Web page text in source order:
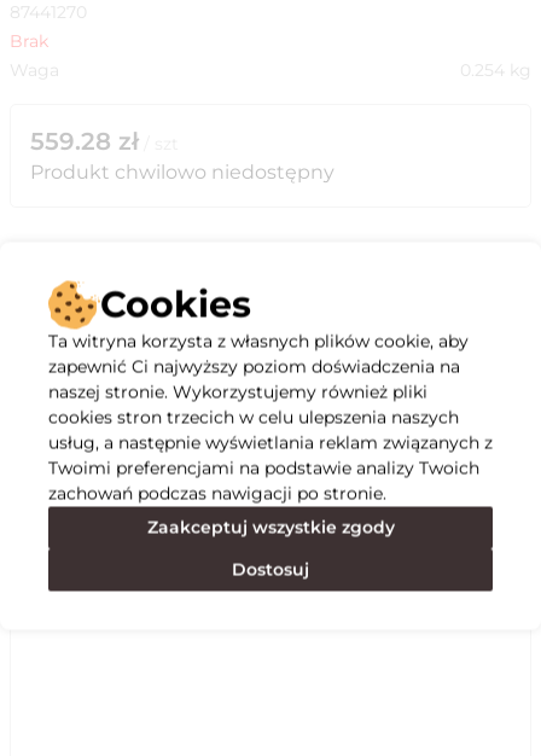
87441270
Brak
Waga
0.254 kg
559.28 zł
Produkt chwilowo niedostępny
Opis
Specyfikacja
Polecane
Cookies
Ta witryna korzysta z własnych plików cookie, aby
zapewnić Ci najwyższy poziom doświadczenia na
naszej stronie. Wykorzystujemy również pliki
cookies stron trzecich w celu ulepszenia naszych
usług, a następnie wyświetlania reklam związanych z
Twoimi preferencjami na podstawie analizy Twoich
zachowań podczas nawigacji po stronie.
Zaakceptuj wszystkie zgody
Dostosuj